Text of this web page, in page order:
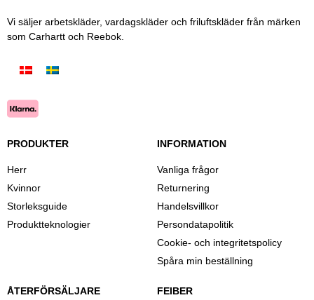
Vi säljer arbetskläder, vardagskläder och friluftskläder från märken
som Carhartt och Reebok.
PRODUKTER
Herr
Kvinnor
Storleksguide
Produktteknologier
INFORMATION
Vanliga frågor
Returnering
Handelsvillkor
Persondatapolitik
Cookie- och integritetspolicy
Spåra min beställning
ÅTERFÖRSÄLJARE FEIBER